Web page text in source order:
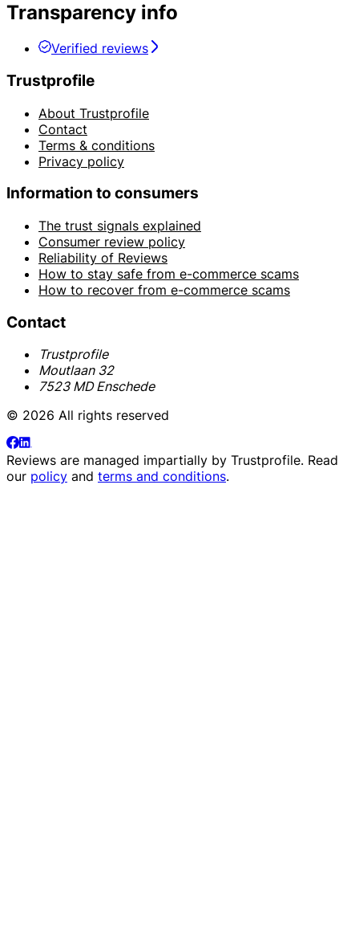
Transparency info
Verified reviews
Trustprofile
About Trustprofile
Contact
Terms & conditions
Privacy policy
Information to consumers
The trust signals explained
Consumer review policy
Reliability of Reviews
How to stay safe from e-commerce scams
How to recover from e-commerce scams
Contact
Trustprofile
Moutlaan 32
7523 MD Enschede
© 2026 All rights reserved
Reviews are managed impartially by Trustprofile. Read
our policy and terms and conditions.